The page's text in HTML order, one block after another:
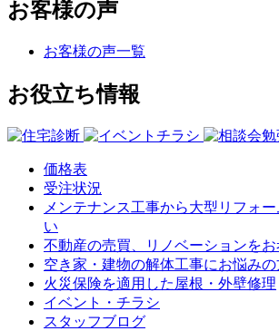
お客様の声
お客様の声一覧
お役立ち情報
価格表
受注状況
メンテナンス工事から大型リフォ
い
不動産の売買、リノベーションを
空き家・建物の解体工事にお悩み
火災保険を適用した屋根・外壁修理
イベント・チラシ
スタッフブログ